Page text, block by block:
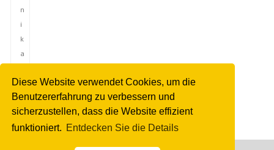
Diese Website verwendet Cookies, um die
Benutzererfahrung zu verbessern und
sicherzustellen, dass die Website effizient
funktioniert. Entdecken Sie die Details
n
i
k
a
i
o
n